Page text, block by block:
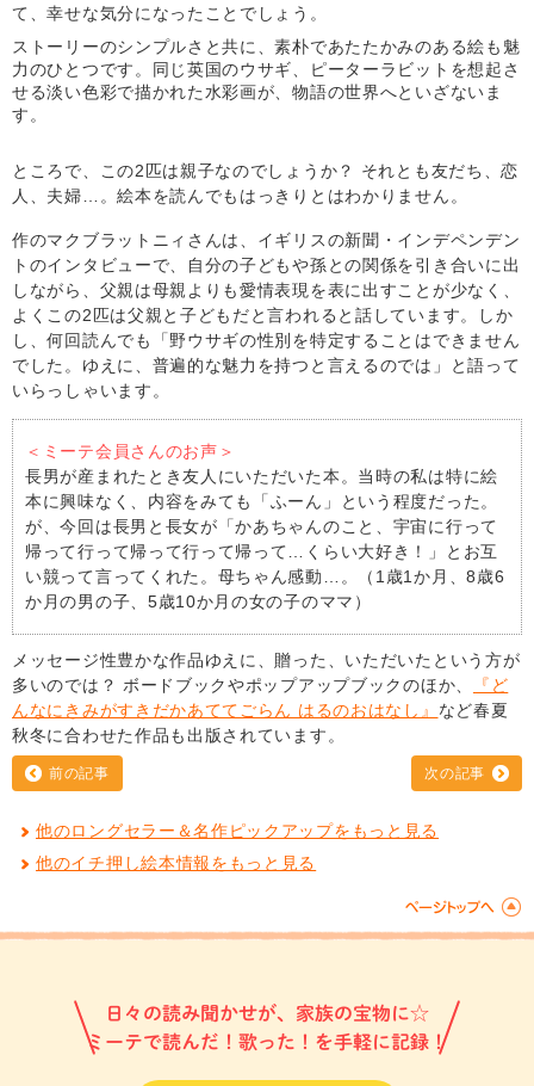
て、幸せな気分になったことでしょう。
ストーリーのシンプルさと共に、素朴であたたかみのある絵も魅
力のひとつです。同じ英国のウサギ、ピーターラビットを想起さ
せる淡い色彩で描かれた水彩画が、物語の世界へといざないま
す。
ところで、この2匹は親子なのでしょうか？ それとも友だち、恋
人、夫婦…。絵本を読んでもはっきりとはわかりません。
作のマクブラットニィさんは、イギリスの新聞・インデペンデン
トのインタビューで、自分の子どもや孫との関係を引き合いに出
しながら、父親は母親よりも愛情表現を表に出すことが少なく、
よくこの2匹は父親と子どもだと言われると話しています。しか
し、何回読んでも「野ウサギの性別を特定することはできません
でした。ゆえに、普遍的な魅力を持つと言えるのでは」と語って
いらっしゃいます。
＜ミーテ会員さんのお声＞
長男が産まれたとき友人にいただいた本。当時の私は特に絵
本に興味なく、内容をみても「ふーん」という程度だった。
が、今回は長男と長女が「かあちゃんのこと、宇宙に行って
帰って行って帰って行って帰って…くらい大好き！」とお互
い競って言ってくれた。母ちゃん感動…。（1歳1か月、8歳6
か月の男の子、5歳10か月の女の子のママ）
メッセージ性豊かな作品ゆえに、贈った、いただいたという方が
多いのでは？ ボードブックやポップアップブックのほか、
『ど
んなにきみがすきだかあててごらん はるのおはなし』 など春夏
秋冬に合わせた作品も出版されています。
前の記事 次の記事
他のロングセラー＆名作ピックアップをもっと見る
他のイチ押し絵本情報をもっと見る
日々の読み聞かせが、家族の宝物に☆
ミーテで読んだ！歌った！を手軽に記録！